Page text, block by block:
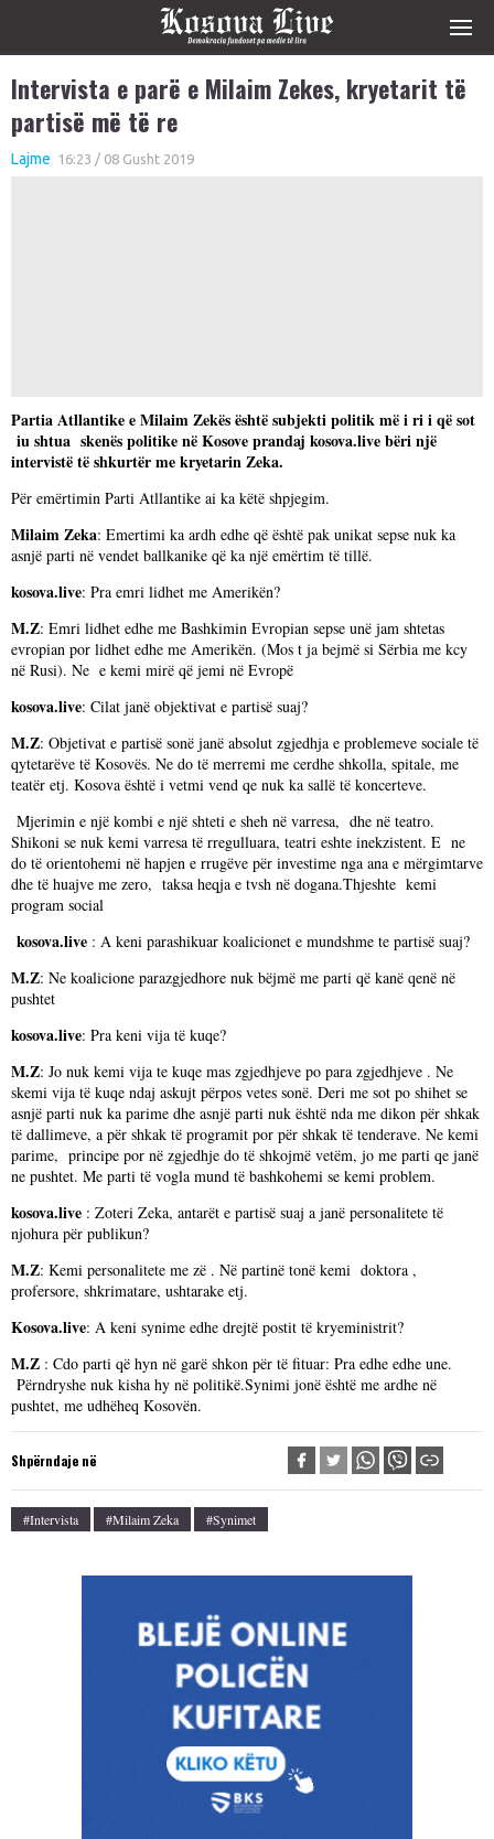
Intervista e parë e Milaim Zekes, kryetarit të
partisë më të re
Lajme 16:23 / 08 Gusht 2019
Partia Atllantike e Milaim Zekës është subjekti politik më i ri i që sot
iu shtua skenës politike në Kosove prandaj kosova.live bëri një
intervistë të shkurtër me kryetarin Zeka.
Për emërtimin Parti Atllantike ai ka këtë shpjegim.
Milaim Zeka: Emertimi ka ardh edhe që është pak unikat sepse nuk ka
asnjë parti në vendet ballkanike që ka një emërtim të tillë.
kosova.live: Pra emri lidhet me Amerikën?
M.Z: Emri lidhet edhe me Bashkimin Evropian sepse unë jam shtetas
evropian por lidhet edhe me Amerikën. (Mos t ja bejmë si Sërbia me kcy
në Rusi). Ne e kemi mirë që jemi në Evropë
kosova.live: Cilat janë objektivat e partisë suaj?
M.Z: Objetivat e partisë sonë janë absolut zgjedhja e problemeve sociale të
qytetarëve të Kosovës. Ne do të merremi me cerdhe shkolla, spitale, me
teatër etj. Kosova është i vetmi vend qe nuk ka sallë të koncerteve.
Mjerimin e një kombi e një shteti e sheh në varresa, dhe në teatro.
Shikoni se nuk kemi varresa të rregulluara, teatri eshte inekzistent. E ne
do të orientohemi në hapjen e rrugëve për investime nga ana e mërgimtarve
dhe të huajve me zero, taksa heqja e tvsh në dogana.Thjeshte kemi
program social
kosova.live : A keni parashikuar koalicionet e mundshme te partisë suaj?
M.Z: Ne koalicione parazgjedhore nuk bëjmë me parti që kanë qenë në
pushtet
kosova.live: Pra keni vija të kuqe?
M.Z: Jo nuk kemi vija te kuqe mas zgjedhjeve po para zgjedhjeve . Ne
skemi vija të kuqe ndaj askujt përpos vetes sonë. Deri me sot po shihet se
asnjë parti nuk ka parime dhe asnjë parti nuk është nda me dikon për shkak
të dallimeve, a për shkak të programit por për shkak të tenderave. Ne kemi
parime, principe por në zgjedhje do të shkojmë vetëm, jo me parti qe janë
ne pushtet. Me parti të vogla mund të bashkohemi se kemi problem.
kosova.live : Zoteri Zeka, antarët e partisë suaj a janë personalitete të
njohura për publikun?
M.Z: Kemi personalitete me zë . Në partinë tonë kemi doktora ,
profersore, shkrimatare, ushtarake etj.
Kosova.live: A keni synime edhe drejtë postit të kryeministrit?
M.Z : Cdo parti që hyn në garë shkon për të fituar: Pra edhe edhe une.
Përndryshe nuk kisha hy në politikë.Synimi jonë është me ardhe në
pushtet, me udhëheq Kosovën.
Shpërndaje në
#intervista #Milaim Zeka #synimet